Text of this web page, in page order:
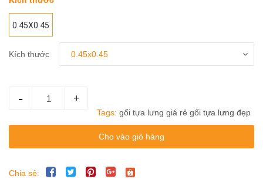
0.45X0.45
Kích thước
- +
Cho vào giỏ hàng
Chia sẻ:
Tags: gối tựa lưng giá rẻ gối tựa lưng đẹp